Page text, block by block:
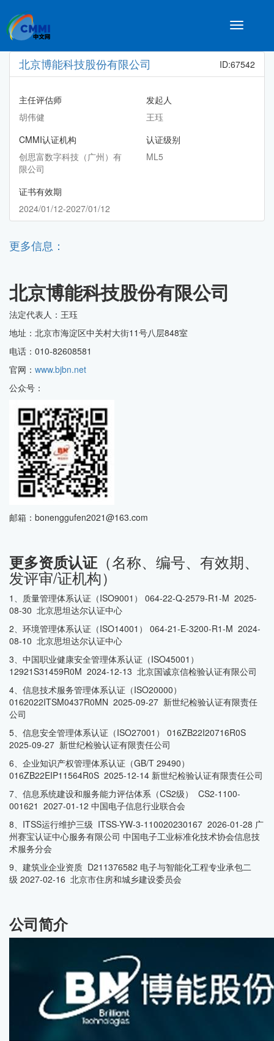
Toggle
北京博能科技股份有限公司 ID:67542
主任评估师
胡伟健
发起人
王珏
CMMI认证机构
创思富数字科技（广州）有
限公司
认证级别
ML5
证书有效期
2024/01/12-2027/01/12
更多信息：
北京博能科技股份有限公司
法定代表人：王珏
地址：北京市海淀区中关村大街11号八层848室
电话：010-82608581
官网： www.bjbn.net
公众号：
邮箱：bonenggufen2021@163.com
更多资质认证（名称、编号、有效期、
发评审/证机构）
1、质量管理体系认证（ISO9001） 064-22-Q-2579-R1-M 2025-
08-30 北京思坦达尔认证中心
2、环境管理体系认证（ISO14001） 064-21-E-3200-R1-M 2024-
08-10 北京思坦达尔认证中心
3、中国职业健康安全管理体系认证（ISO45001）
12921S31459R0M 2024-12-13 北京国诚京信检验认证有限公司
4、信息技术服务管理体系认证（ISO20000）
0162022ITSM0437R0MN 2025-09-27 新世纪检验认证有限责任
公司
5、信息安全管理体系认证（ISO27001） 016ZB22I20716R0S
2025-09-27 新世纪检验认证有限责任公司
6、企业知识产权管理体系认证（GB/T 29490）
016ZB22EIP11564R0S 2025-12-14 新世纪检验认证有限责任公司
7、信息系统建设和服务能力评估体系（CS2级） CS2-1100-
001621 2027-01-12 中国电子信息行业联合会
8、ITSS运行维护三级 ITSS-YW-3-110020230167 2026-01-28 广
州赛宝认证中心服务有限公司 中国电子工业标准化技术协会信息技
术服务分会
9、建筑业企业资质 D211376582 电子与智能化工程专业承包二
级 2027-02-16 北京市住房和城乡建设委员会
公司简介